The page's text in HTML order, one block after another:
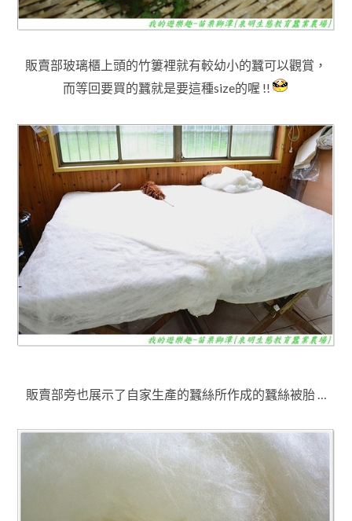
販賣部玻璃櫃上頭的竹簍裡就有較幼小的蠶可以觀賞，
而等回要買的蠶就是要這種size的喔 !!
販賣部旁也展示了自家生產的蠶絲所作成的蠶絲被胎 …